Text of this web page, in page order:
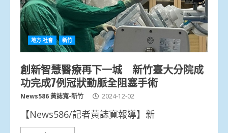
地方.社會 新竹
創新智慧醫療再下一城 新竹臺大分院成
功完成7例冠狀動脈全阻塞手術
News586 黃誌寬-新竹 2024-12-02
【News586/記者黃誌寬報導】新